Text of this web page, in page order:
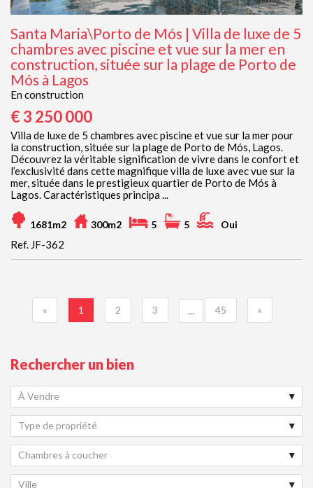
Santa Maria\Porto de Mós | Villa de luxe de 5
chambres avec piscine et vue sur la mer en
construction, située sur la plage de Porto de
Mós à Lagos
En construction
€ 3 250 000
Villa de luxe de 5 chambres avec piscine et vue sur la mer pour
la construction, située sur la plage de Porto de Mós, Lagos.
Découvrez la véritable signification de vivre dans le confort et
l’exclusivité dans cette magnifique villa de luxe avec vue sur la
mer, située dans le prestigieux quartier de Porto de Mós à
Lagos. Caractéristiques principa ...
1681m2 300m2 5 5 Oui
Ref. JF-362
« 1 2 3 ... 45 »
Rechercher un bien
À Vendre
Type de propriété
Chambres à coucher
Ville